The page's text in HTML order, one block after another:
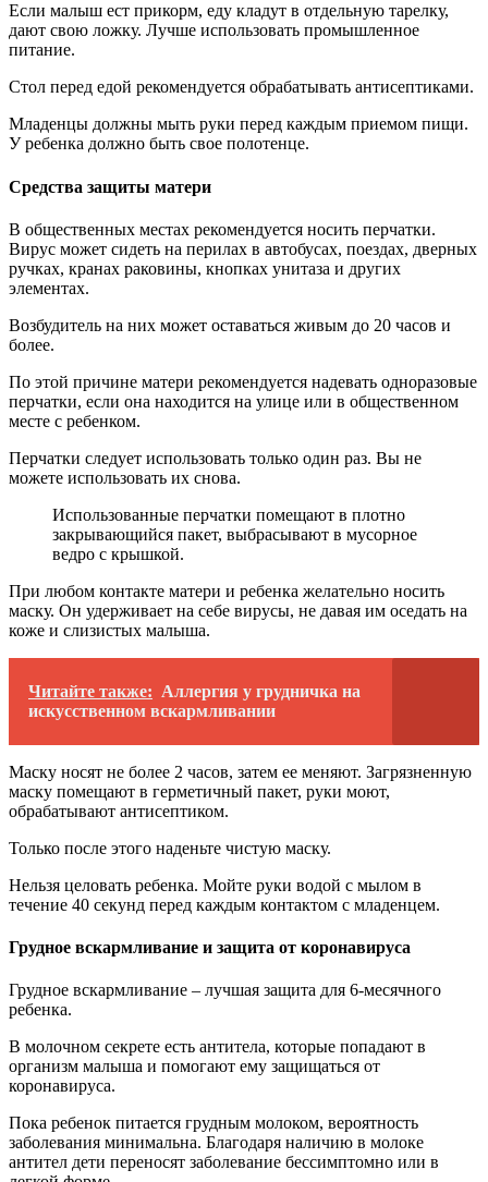
Если малыш ест прикорм, еду кладут в отдельную тарелку,
дают свою ложку. Лучше использовать промышленное
питание.
Стол перед едой рекомендуется обрабатывать антисептиками.
Младенцы должны мыть руки перед каждым приемом пищи.
У ребенка должно быть свое полотенце.
Средства защиты матери
В общественных местах рекомендуется носить перчатки.
Вирус может сидеть на перилах в автобусах, поездах, дверных
ручках, кранах раковины, кнопках унитаза и других
элементах.
Возбудитель на них может оставаться живым до 20 часов и
более.
По этой причине матери рекомендуется надевать одноразовые
перчатки, если она находится на улице или в общественном
месте с ребенком.
Перчатки следует использовать только один раз. Вы не
можете использовать их снова.
Использованные перчатки помещают в плотно
закрывающийся пакет, выбрасывают в мусорное
ведро с крышкой.
При любом контакте матери и ребенка желательно носить
маску. Он удерживает на себе вирусы, не давая им оседать на
коже и слизистых малыша.
Читайте также: Аллергия у грудничка на
искусственном вскармливании
Маску носят не более 2 часов, затем ее меняют. Загрязненную
маску помещают в герметичный пакет, руки моют,
обрабатывают антисептиком.
Только после этого наденьте чистую маску.
Нельзя целовать ребенка. Мойте руки водой с мылом в
течение 40 секунд перед каждым контактом с младенцем.
Грудное вскармливание и защита от коронавируса
Грудное вскармливание – лучшая защита для 6-месячного
ребенка.
В молочном секрете есть антитела, которые попадают в
организм малыша и помогают ему защищаться от
коронавируса.
Пока ребенок питается грудным молоком, вероятность
заболевания минимальна. Благодаря наличию в молоке
антител дети переносят заболевание бессимптомно или в